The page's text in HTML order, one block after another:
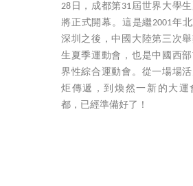
28日，成都第31屆世界大學
將正式開幕。這是繼2001年
深圳之後，中國大陸第三次
生夏季運動會，也是中國西
界性綜合運動會。從一場場
炬傳遞，到煥然一新的大運
都，已經準備好了！